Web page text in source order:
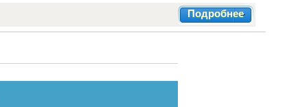
Подробнее